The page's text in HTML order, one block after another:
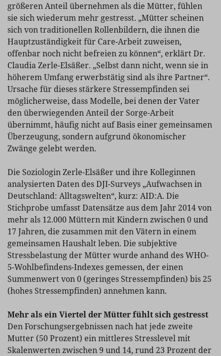
größeren Anteil übernehmen als die Mütter, fühlen
sie sich wiederum mehr gestresst. „Mütter scheinen
sich von traditionellen Rollenbildern, die ihnen die
Hauptzuständigkeit für Care-Arbeit zuweisen,
offenbar noch nicht befreien zu können“, erklärt Dr.
Claudia Zerle-Elsäßer. „Selbst dann nicht, wenn sie in
höherem Umfang erwerbstätig sind als ihre Partner“.
Ursache für dieses stärkere Stressempfinden sei
möglicherweise, dass Modelle, bei denen der Vater
den überwiegenden Anteil der Sorge-Arbeit
übernimmt, häufig nicht auf Basis einer gemeinsamen
Überzeugung, sondern aufgrund ökonomischer
Zwänge gelebt werden.
Die Soziologin Zerle-Elsäßer und ihre Kolleginnen
analysierten Daten des DJI-Surveys „Aufwachsen in
Deutschland: Alltagswelten“, kurz: AID:A. Die
Stichprobe umfasst Datensätze aus dem Jahr 2014 von
mehr als 12.000 Müttern mit Kindern zwischen 0 und
17 Jahren, die zusammen mit den Vätern in einem
gemeinsamen Haushalt leben. Die subjektive
Stressbelastung der Mütter wurde anhand des WHO-
5-Wohlbefindens-Indexes gemessen, der einen
Summenwert von 0 (geringes Stressempfinden) bis 25
(hohes Stressempfinden) annehmen kann.
Mehr als ein Viertel der Mütter fühlt sich gestresst
Den Forschungsergebnissen nach hat jede zweite
Mutter (50 Prozent) ein mittleres Stresslevel mit
Skalenwerten zwischen 9 und 14, rund 23 Prozent der